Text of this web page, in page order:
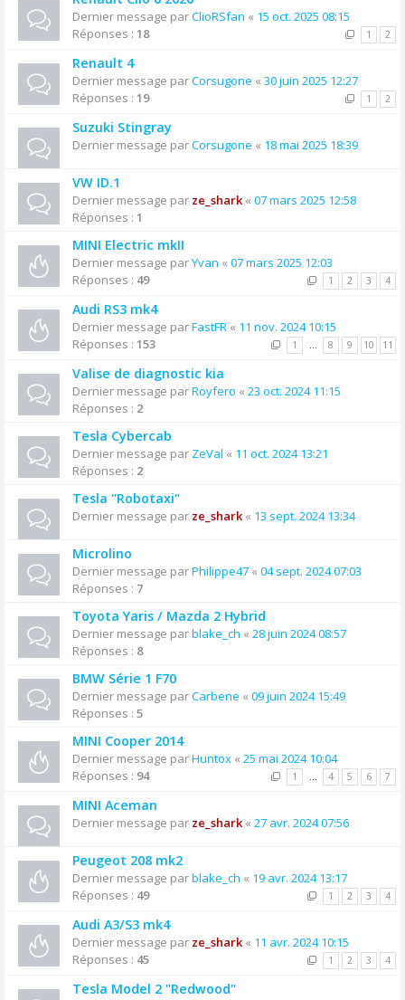
Dernier message parClioRSfan « 15 oct. 2025 08:15
Réponses : 18 1 2
Renault 4
Dernier message parCorsugone « 30 juin 2025 12:27
Réponses : 19 1 2
Suzuki Stingray
Dernier message parCorsugone « 18 mai 2025 18:39
VW ID.1
Dernier message par ze_shark« 07 mars 2025 12:58
Réponses : 1
MINI Electric mkII
Dernier message parYvan « 07 mars 2025 12:03
Réponses : 49 1 2 3 4
Audi RS3 mk4
Dernier message parFastFR « 11 nov. 2024 10:15
Réponses : 153 1 … 8 9 10 11
Valise de diagnostic kia
Dernier message parRoyfero « 23 oct. 2024 11:15
Réponses : 2
Tesla Cybercab
Dernier message par ZeVal « 11 oct. 2024 13:21
Réponses : 2
Tesla "Robotaxi"
Dernier message par ze_shark« 13 sept. 2024 13:34
Microlino
Dernier message parPhilippe47 « 04 sept. 2024 07:03
Réponses : 7
Toyota Yaris / Mazda 2 Hybrid
Dernier message parblake_ch « 28 juin 2024 08:57
Réponses : 8
BMW Série 1 F70
Dernier message parCarbene « 09 juin 2024 15:49
Réponses : 5
MINI Cooper 2014
Dernier message parHuntox « 25 mai 2024 10:04
Réponses : 94 1 … 4 5 6 7
MINI Aceman
Dernier message par ze_shark« 27 avr. 2024 07:56
Peugeot 208 mk2
Dernier message parblake_ch « 19 avr. 2024 13:17
Réponses : 49 1 2 3 4
Audi A3/S3 mk4
Dernier message par ze_shark« 11 avr. 2024 10:15
Réponses : 45 1 2 3 4
Tesla Model 2 "Redwood"